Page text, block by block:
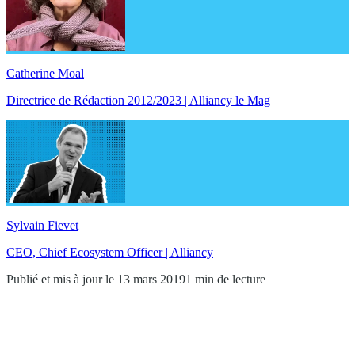
Catherine Moal
Directrice de Rédaction 2012/2023 | Alliancy le Mag
Sylvain Fievet
CEO, Chief Ecosystem Officer | Alliancy
Publié et mis à jour le 13 mars 20191 min de lecture